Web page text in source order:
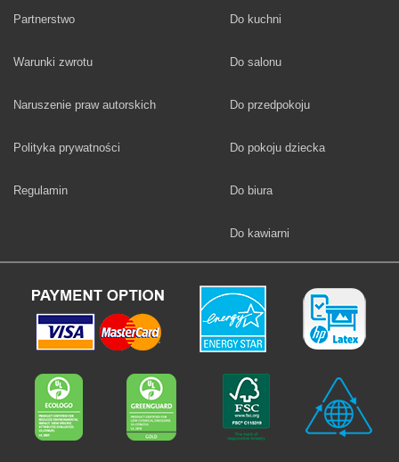
Partnerstwo
Warunki zwrotu
Naruszenie praw autorskich
Polityka prywatności
Regulamin
Fototapety
Do kuchni
Fototapety
Do salonu
Fototapety
Do przedpokoju
Fototapety
Do pokoju dziecka
Fototapety
Do biura
Fototapety
Do kawiarni